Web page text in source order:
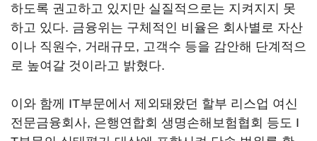
하도록 권고하고 있지만 실질적으로는 지켜지지 못
하고 있다. 금융위는 구체적인 비율은 회사별로 자산
이나 직원수, 거래규모, 고객수 등을 감안해 단계적으
로 높여갈 것이라고 밝혔다.
이와 함께 IT부문에서 제외돼왔던 할부 리스업 여신
전문금융회사, 은행연합회 생명손해보험협회 등도 I